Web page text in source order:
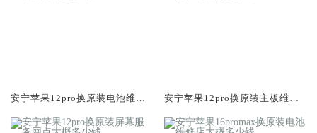
安宁苹果12pro换原装电池维修
安宁苹果12pro换原装主板维修